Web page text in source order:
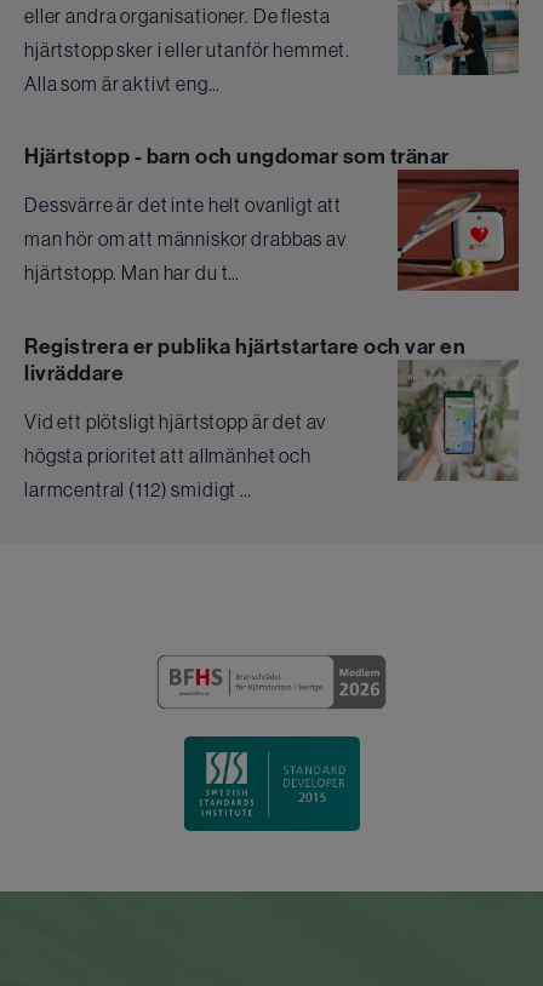
eller andra organisationer. De flesta
hjärtstopp sker i eller utanför hemmet.
Alla som är aktivt eng…
Hjärtstopp - barn och ungdomar som tränar
Dessvärre är det inte helt ovanligt att
man hör om att människor drabbas av
hjärtstopp. Man har du t…
Registrera er publika hjärtstartare och var en
livräddare
Vid ett plötsligt hjärtstopp är det av
högsta prioritet att allmänhet och
larmcentral (112) smidigt …